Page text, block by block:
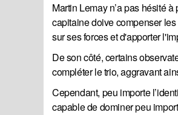
Martin Lemay n’a pas hésité
capitaine doive compenser
sur ses forces et d'apporter
De son côté, certains
compléter le trio, aggravant
Cependant, peu importe
capable de dominer peu